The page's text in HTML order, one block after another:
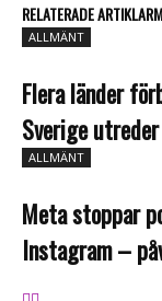
RELATERADE ARTIKLAR
ALLMÄNT
Flera länder
Sverige
ALLMÄNT
Meta stoppar
Instagram –